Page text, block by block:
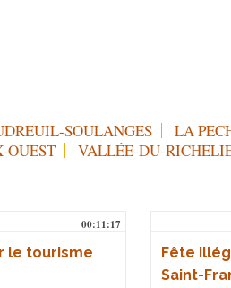
SOULANGES LA
OUEST VALLÉE-DU-
00:11:17
le tourisme
Fête
Saint-